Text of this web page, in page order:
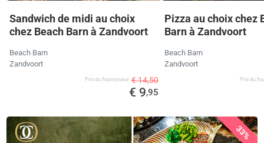
Sandwich de midi au choix
chez Beach Barn à Zandvoort
Beach Barn
Zandvoort
Prix ​​du fournisseur € 14,50
€ 9,95
Pizza au choix chez
Barn à Zandvoort
Beach Barn
Zandvoort
Prix ​​du
33%